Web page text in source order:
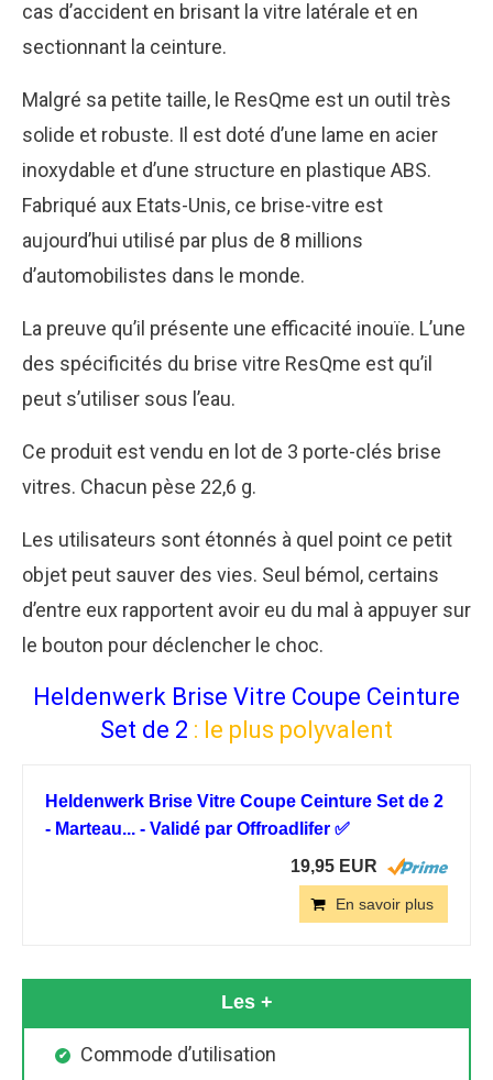
cas d’accident en brisant la vitre latérale et en
sectionnant la ceinture.
Malgré sa petite taille, le ResQme est un outil très
solide et robuste. Il est doté d’une lame en acier
inoxydable et d’une structure en plastique ABS.
Fabriqué aux Etats-Unis, ce brise-vitre est
aujourd’hui utilisé par plus de 8 millions
d’automobilistes dans le monde.
La preuve qu’il présente une efficacité inouïe. L’une
des spécificités du brise vitre ResQme est qu’il
peut s’utiliser sous l’eau.
Ce produit est vendu en lot de 3 porte-clés brise
vitres. Chacun pèse 22,6 g.
Les utilisateurs sont étonnés à quel point ce petit
objet peut sauver des vies. Seul bémol, certains
d’entre eux rapportent avoir eu du mal à appuyer sur
le bouton pour déclencher le choc.
Heldenwerk Brise Vitre Coupe Ceinture
Set de 2 : le plus polyvalent
Heldenwerk Brise Vitre Coupe Ceinture Set de 2
- Marteau... - Validé par Offroadlifer ✅
19,95 EUR
En savoir plus
Les +
Commode d’utilisation